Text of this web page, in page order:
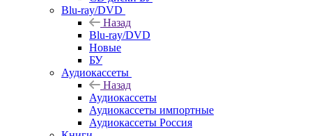
Blu-ray/DVD
Назад
Blu-ray/DVD
Новые
БУ
Аудиокассеты
Назад
Аудиокассеты
Аудиокассеты импортные
Аудиокассеты Россия